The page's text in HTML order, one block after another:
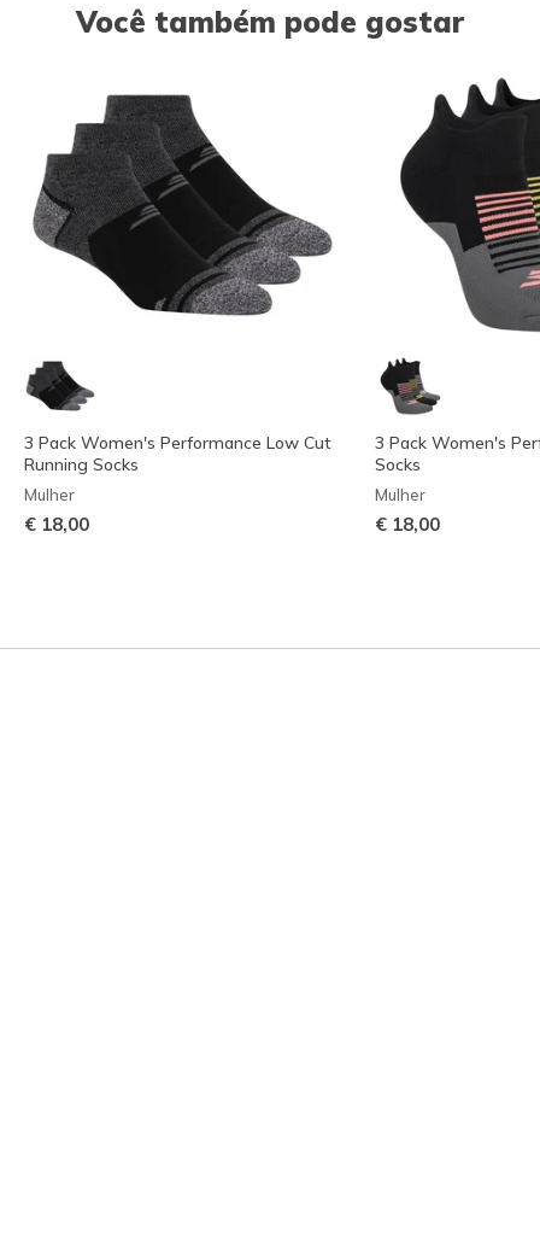
Você também pode gostar
3 Pack Women's Performance Low Cut
Running Socks
Mulher
€ 18,00
3 Pack Women's
Socks
Mulher
€ 18,00